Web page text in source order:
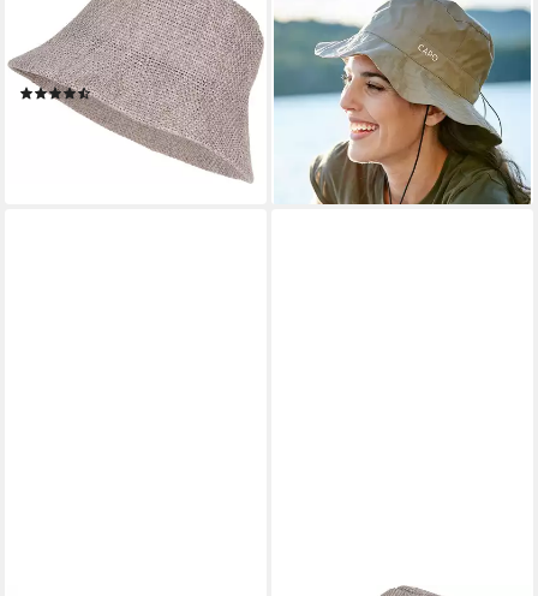
Fischerhut Fischerhut aus
Papierstroh - Knautschhut (1-
St)
(17)
26,95 €
lieferbar - in 2-3 Werktagen bei dir
+13
Fischerhut atmungsaktiv,
wasserdicht, winddicht
49,90 €
lieferbar - in 1-2 Werktagen bei dir